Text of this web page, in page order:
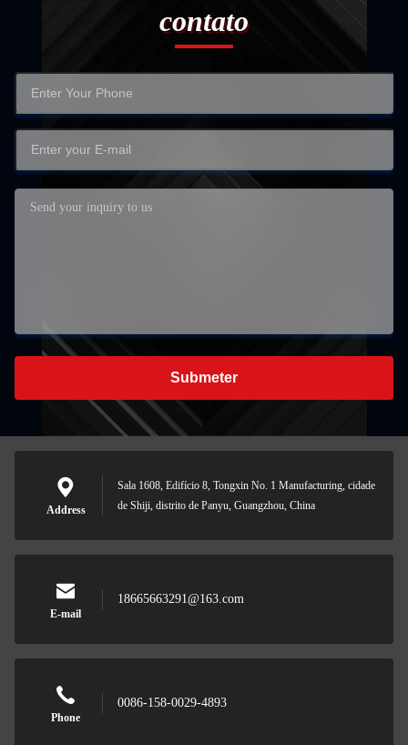
contato
Submeter
Address
Sala 1608, Edifício 8, Tongxin No. 1 Manufacturing, cidade
de Shiji, distrito de Panyu, Guangzhou, China
E-mail
18665663291@163.com
Phone
0086-158-0029-4893